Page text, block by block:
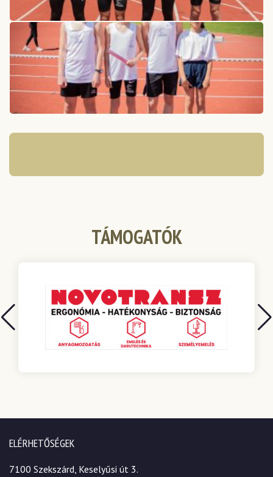
TÁMOGATÓK
ELÉRHETŐSÉGEK
7100 Szekszárd, Keselyűsi út 3.